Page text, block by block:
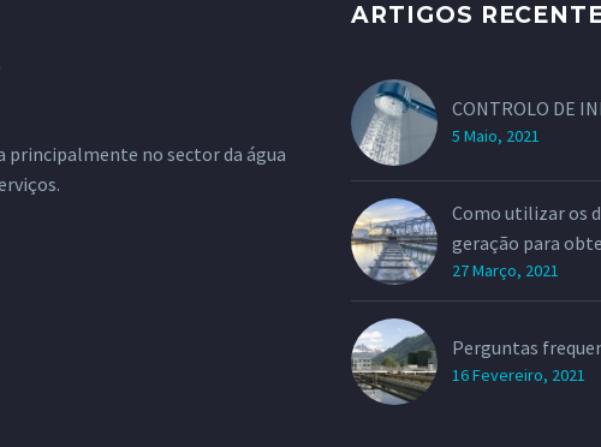
principalmente no sector da água
ARTIGOS
CONTROLO DE
5 Maio, 2021
Como utilizar os
geração para
27 Março, 2021
Perguntas
16 Fevereiro, 2021